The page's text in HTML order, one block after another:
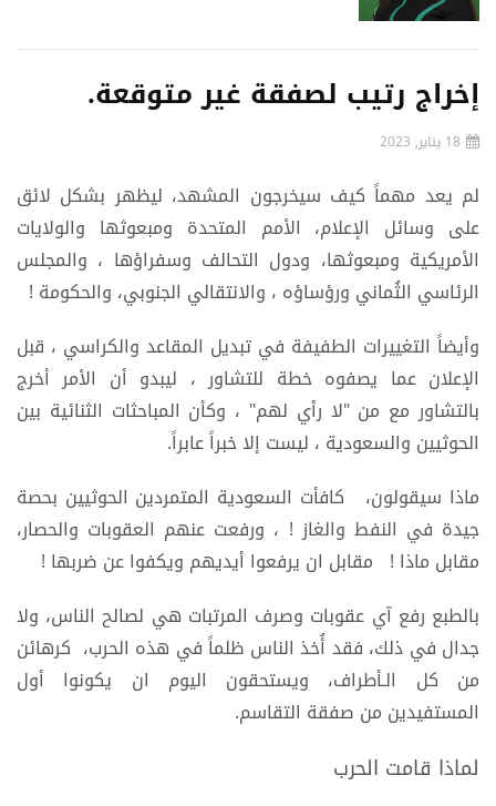
إخراج رتيب لصفقة غير متوقعة.
18 يناير, 2023
لم يعد مهماً كيف سيخرجون المشهد، ليظهر بشكل لائق
على وسائل الإعلام، الأمم المتحدة ومبعوثها والولايات
الأمريكية ومبعوثها، ودول التحالف وسفراؤها ، والمجلس
الرئاسي الثُماني ورؤساؤه ، والانتقالي الجنوبي، والحكومة !
وأيضاً التغييرات الطفيفة في تبديل المقاعد والكراسي ، قبل
الإعلان عما يصفوه خطة للتشاور ، ليبدو أن الأمر أخرج
بالتشاور مع من "لا رأي لهم" ، وكأن المباحثات الثنائية بين
الحوثيين والسعودية ، ليست إلا خبراً عابراً.
ماذا سيقولون، كافأت السعودية المتمردين الحوثيين بحصة
جيدة في النفط والغاز ! ، ورفعت عنهم العقوبات والحصار،
مقابل ماذا ! مقابل ان يرفعوا أيديهم ويكفوا عن ضربها !
بالطبع رفع آي عقوبات وصرف المرتبات هي لصالح الناس، ولا
جدال في ذلك، فقد أُخذ الناس ظلماً في هذه الحرب، كرهائن
من كل الـأطراف، ويستحقون اليوم ان يكونوا أول
المستفيدين من صفقة التقاسم.
لماذا قامت الحرب